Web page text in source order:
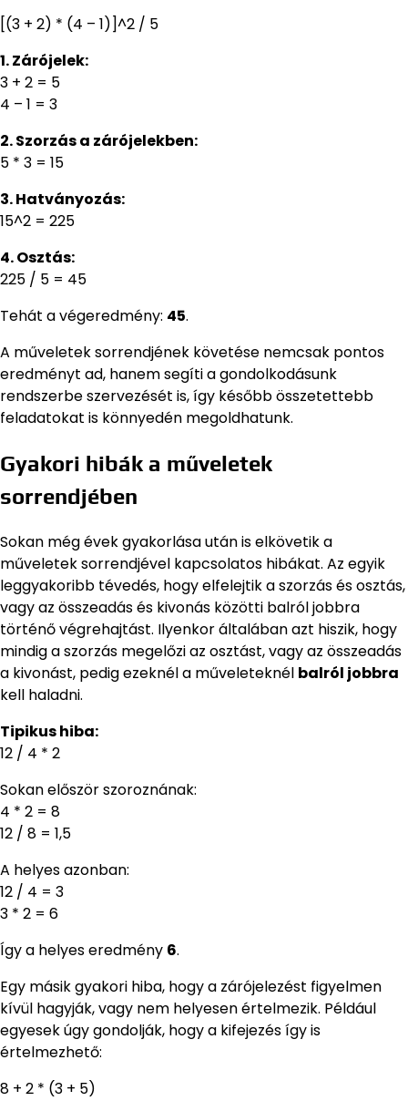
[(3 + 2) * (4 – 1)]^2 / 5
1. Zárójelek:
3 + 2 = 5
4 – 1 = 3
2. Szorzás a zárójelekben:
5 * 3 = 15
3. Hatványozás:
15^2 = 225
4. Osztás:
225 / 5 = 45
Tehát a végeredmény: 45.
A műveletek sorrendjének követése nemcsak pontos
eredményt ad, hanem segíti a gondolkodásunk
rendszerbe szervezését is, így később összetettebb
feladatokat is könnyedén megoldhatunk.
Gyakori hibák a műveletek
sorrendjében
Sokan még évek gyakorlása után is elkövetik a
műveletek sorrendjével kapcsolatos hibákat. Az egyik
leggyakoribb tévedés, hogy elfelejtik a szorzás és osztás,
vagy az összeadás és kivonás közötti balról jobbra
történő végrehajtást. Ilyenkor általában azt hiszik, hogy
mindig a szorzás megelőzi az osztást, vagy az összeadás
a kivonást, pedig ezeknél a műveleteknél balról jobbra
kell haladni.
Tipikus hiba:
12 / 4 * 2
Sokan először szoroznának:
4 * 2 = 8
12 / 8 = 1,5
A helyes azonban:
12 / 4 = 3
3 * 2 = 6
Így a helyes eredmény 6.
Egy másik gyakori hiba, hogy a zárójelezést figyelmen
kívül hagyják, vagy nem helyesen értelmezik. Például
egyesek úgy gondolják, hogy a kifejezés így is
értelmezhető:
8 + 2 * (3 + 5)